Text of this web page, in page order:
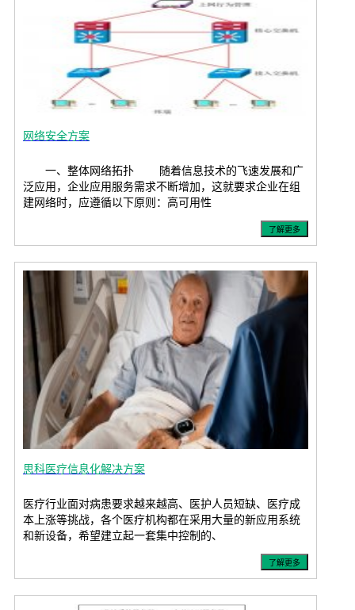
网络安全方案
一、整体网络拓扑 随着信息技术的飞速发展和广
泛应用，企业应用服务需求不断增加，这就要求企业在组
建网络时，应遵循以下原则：高可用性
了解更多
思科医疗信息化解决方案
医疗行业面对病患要求越来越高、医护人员短缺、医疗成
本上涨等挑战，各个医疗机构都在采用大量的新应用系统
和新设备，希望建立起一套集中控制的、
了解更多